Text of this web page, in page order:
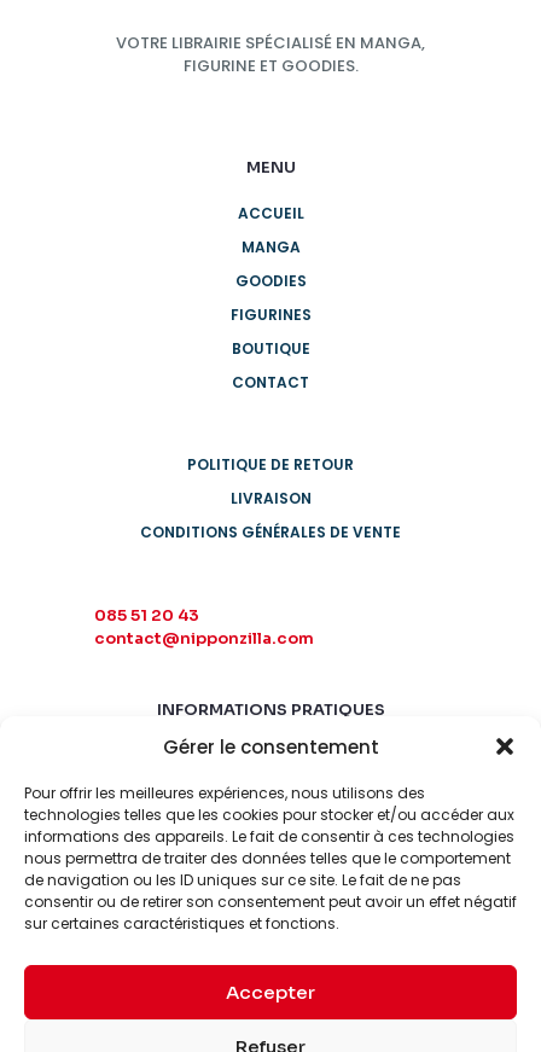
Gérer le consentement
Pour offrir les meilleures expériences, nous utilisons des
technologies telles que les cookies pour stocker et/ou accéder aux
informations des appareils. Le fait de consentir à ces technologies
nous permettra de traiter des données telles que le comportement
de navigation ou les ID uniques sur ce site. Le fait de ne pas
consentir ou de retirer son consentement peut avoir un effet négatif
sur certaines caractéristiques et fonctions.
Accepter
Refuser
VOTRE LIBRAIRIE SPÉCIALISÉ EN MANGA,
FIGURINE ET GOODIES.
MENU
ACCUEIL
MANGA
GOODIES
FIGURINES
BOUTIQUE
CONTACT
POLITIQUE DE RETOUR
LIVRAISON
CONDITIONS GÉNÉRALES DE VENTE
085 51 20 43
contact@nipponzilla.com
INFORMATIONS PRATIQUES
MARDI-SAMEDI
LUNDI-DIMANCHE
FERMÉ
© 2026 Nipponzilla. Tous Mentions